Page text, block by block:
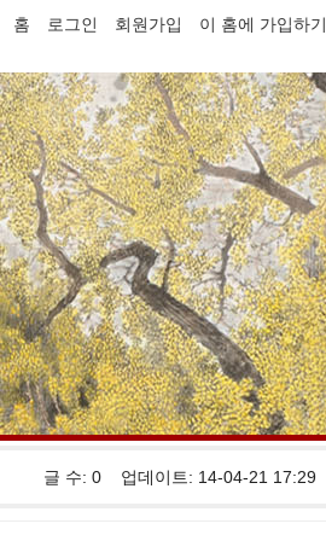
홈 로그인 회원가입 이 홈에 가입하기
글 수: 0 업데이트: 14-04-21 17:29